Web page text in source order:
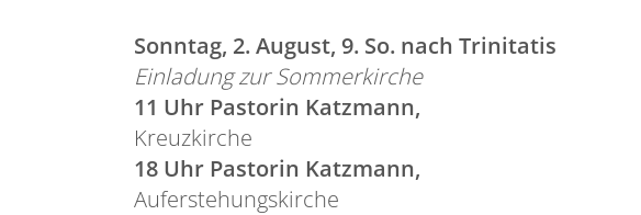
Sonntag, 2. August, 9. So. nach Trinitatis
Einladung zur Sommerkirche
11 Uhr Pastorin Katzmann,
Kreuzkirche
18 Uhr Pastorin Katzmann,
Auferstehungskirche